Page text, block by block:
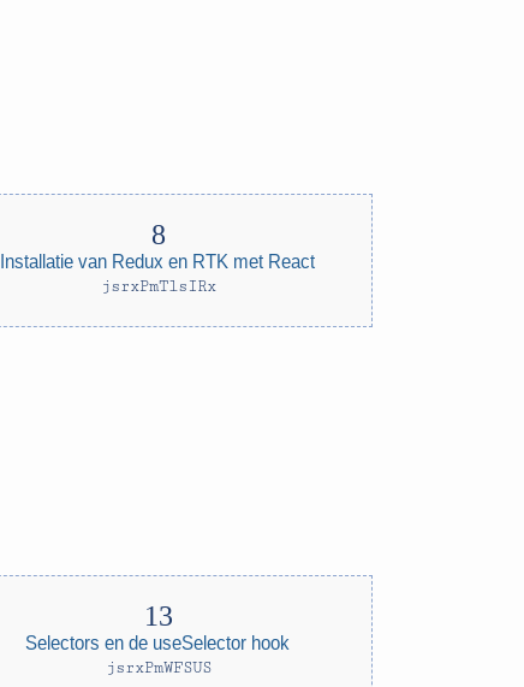
Installatie van Redux en RTK met React
jsrxPmTlsIRx
Selectors en de useSelector hook
jsrxPmWFSUS